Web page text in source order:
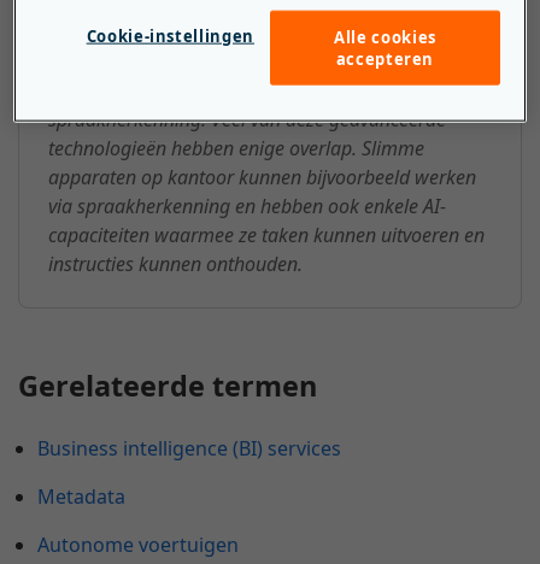
Sommige mkb-bedrijven maken mogelijk gebruik
van geavanceerde technologieën, zoals AI, virtual of
augmented reality of geavanceerde
spraakherkenning. Veel van deze geavanceerde
technologieën hebben enige overlap. Slimme
apparaten op kantoor kunnen bijvoorbeeld werken
via spraakherkenning en hebben ook enkele AI-
capaciteiten waarmee ze taken kunnen uitvoeren en
instructies kunnen onthouden.
Gerelateerde termen
Business intelligence (BI) services
Metadata
Autonome voertuigen
Cookie-instellingen
Alle cookies
accepteren